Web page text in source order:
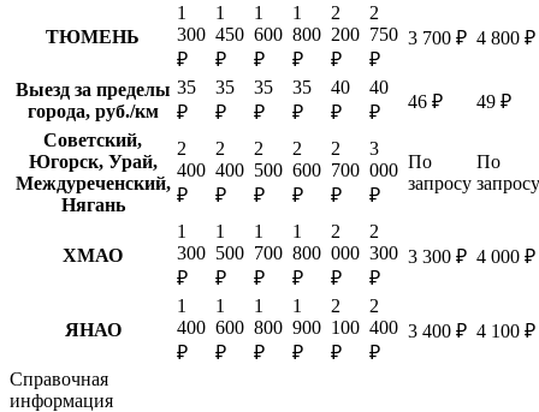
ТЮМЕНЬ
1
300
₽
1
450
₽
1
600
₽
1
800
₽
2
200
₽
2
750
₽
3 700 ₽ 4 800 ₽
Выезд за пределы
города, руб./км
35
₽
35
₽
35
₽
35
₽
40
₽
40
₽
46 ₽
49 ₽
Советский,
Югорск, Урай,
Междуреченский,
Нягань
2
400
₽
2
400
₽
2
500
₽
2
600
₽
2
700
₽
3
000
₽
По
запросу
По
запросу
ХМАО
1
300
₽
1
500
₽
1
700
₽
1
800
₽
2
000
₽
2
300
₽
3 300 ₽ 4 000 ₽
ЯНАО
1
400
₽
1
600
₽
1
800
₽
1
900
₽
2
100
₽
2
400
₽
3 400 ₽ 4 100 ₽
Справочная
информация